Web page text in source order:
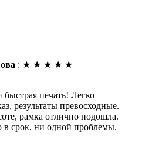
: ★ ★ ★ ★ ★
быстрая печать! Легко
результаты превосходные.
рамка отлично подошла.
в срок, ни одной проблемы.